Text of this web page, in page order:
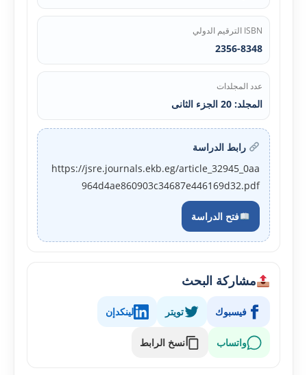
ISBN الترقيم الدولي
2356-8348
عدد المجلدات
المجلد: 20 الجزء الثانی
رابط الدراسة
https://jsre.journals.ekb.eg/article_32945_0aa
964d4ae860903c34687e446169d32.pdf
فتح الدراسة
مشاركة البحث
فيسبوك تويتر لينكدإن
واتساب نسخ الرابط